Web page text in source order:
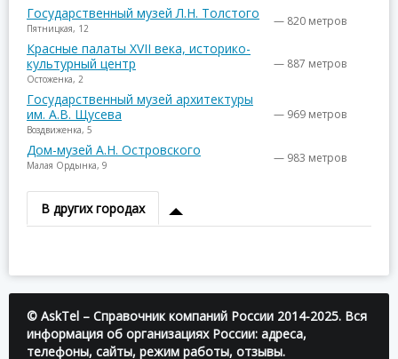
Государственный музей Л.Н. Толстого
Пятницкая, 12 — 820 метров
Красные палаты XVII века, историко-
культурный центр
Остоженка, 2
— 887 метров
Государственный музей архитектуры
им. А.В. Щусева
Воздвиженка, 5
— 969 метров
Дом-музей А.Н. Островского
Малая Ордынка, 9 — 983 метров
В других городах
© AskTel – Справочник компаний России 2014-2025. Вся
информация об организациях России: адреса,
телефоны, сайты, режим работы, отзывы.